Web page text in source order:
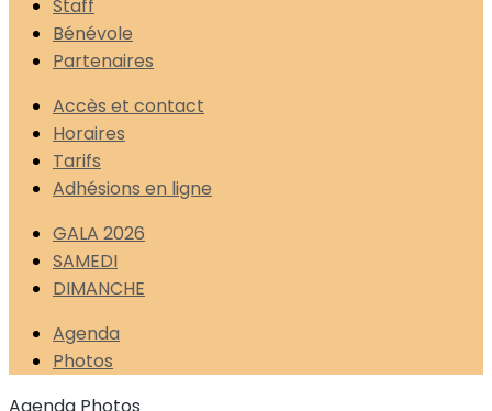
Staff
Bénévole
Partenaires
Accès et contact
Horaires
Tarifs
Adhésions en ligne
GALA 2026
SAMEDI
DIMANCHE
Agenda
Photos